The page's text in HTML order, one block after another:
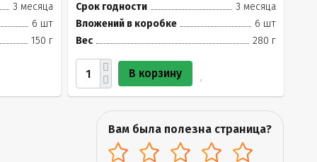
3 месяца
6 шт
150 г
Срок годности
3 месяца
Вложений в коробке
6 шт
Вес
280 г
В корзину
Вам была полезна страница?